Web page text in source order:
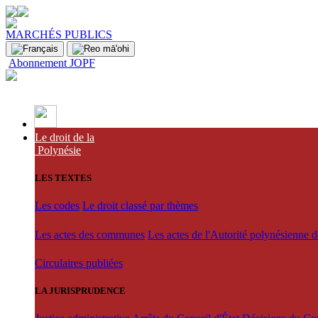
MARCHÉS PUBLICS
Abonnement JOPF
Le droit de la
Polynésie
LES TEXTES
Les codes Le droit classé par thèmes
Les actes des communes Les actes de l'Autorité polynésienne
Circulaires publiées
LA JURISPRUDENCE